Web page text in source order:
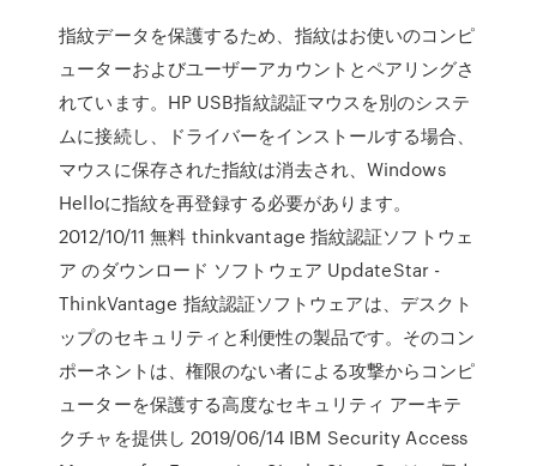
指紋データを保護するため、指紋はお使いのコンピ
ューターおよびユーザーアカウントとペアリングさ
れています。HP USB指紋認証マウスを別のシステ
ムに接続し、ドライバーをインストールする場合、
マウスに保存された指紋は消去され、Windows
Helloに指紋を再登録する必要があります。
2012/10/11 無料 thinkvantage 指紋認証ソフトウェ
ア のダウンロード ソフトウェア UpdateStar -
ThinkVantage 指紋認証ソフトウェアは、デスクト
ップのセキュリティと利便性の製品です。そのコン
ポーネントは、権限のない者による攻撃からコンピ
ューターを保護する高度なセキュリティ アーキテ
クチャを提供し 2019/06/14 IBM Security Access